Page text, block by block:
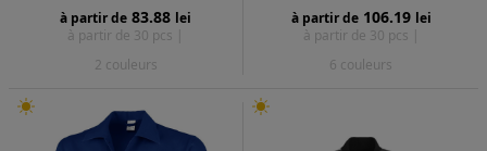
à partir de 83.88 lei
à partir de 30 pcs |
2 couleurs
à partir de 106.19 lei
à partir de 30 pcs |
6 couleurs